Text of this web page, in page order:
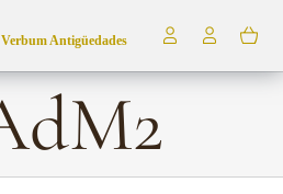
Verbum Antigüedades